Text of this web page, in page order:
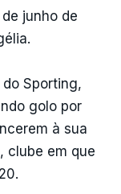
junho de
Sporting,
golo por
à sua
clube em que